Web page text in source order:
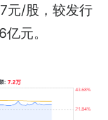
元/股，较发行
元。